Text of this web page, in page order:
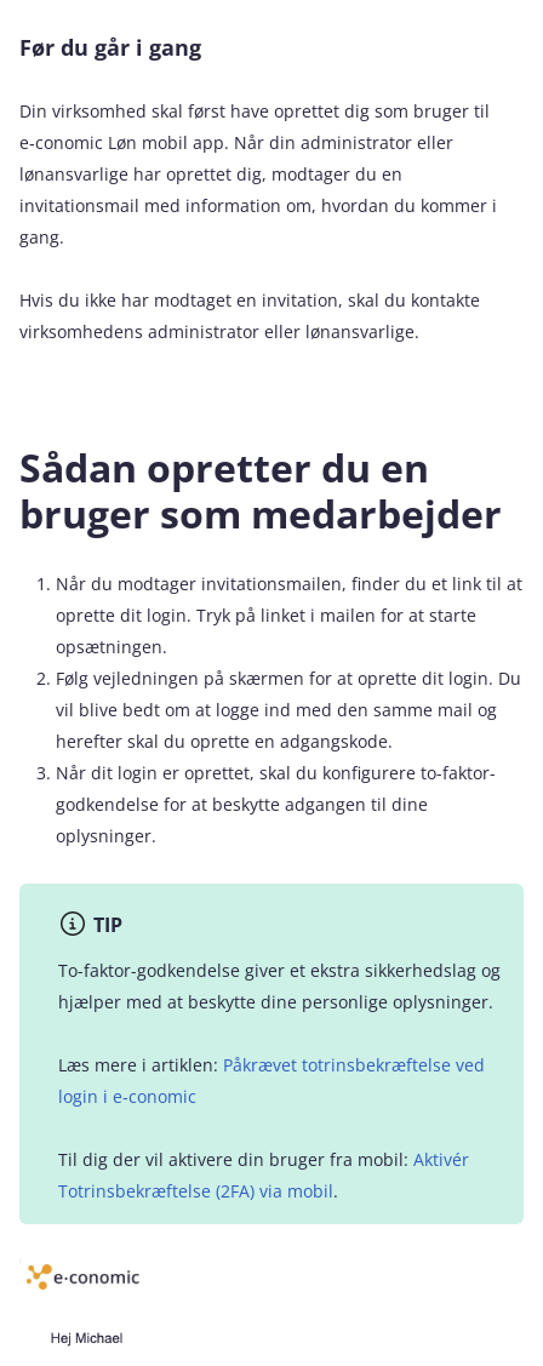
Før du går i gang
Din virksomhed skal først have oprettet dig som bruger til
e‑conomic Løn mobil app. Når din administrator eller
lønansvarlige har oprettet dig, modtager du en
invitationsmail med information om, hvordan du kommer i
gang.
Hvis du ikke har modtaget en invitation, skal du kontakte
virksomhedens administrator eller lønansvarlige.
Sådan opretter du en
bruger som medarbejder
Når du modtager invitationsmailen, finder du et link til at
oprette dit login. Tryk på linket i mailen for at starte
opsætningen.
Følg vejledningen på skærmen for at oprette dit login. Du
vil blive bedt om at logge ind med den samme mail og
herefter skal du oprette en adgangskode.
Når dit login er oprettet, skal du konfigurere to-faktor-
godkendelse for at beskytte adgangen til dine
oplysninger.
TIP
To-faktor-godkendelse giver et ekstra sikkerhedslag og
hjælper med at beskytte dine personlige oplysninger.
Læs mere i artiklen: Påkrævet totrinsbekræftelse ved
login i e‑conomic
Til dig der vil aktivere din bruger fra mobil: Aktivér
Totrinsbekræftelse (2FA) via mobil.